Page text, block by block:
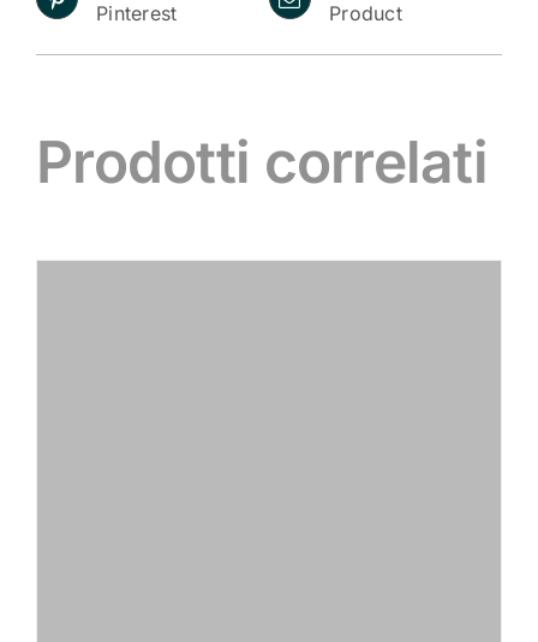
Pinterest
Product
Prodotti correlati